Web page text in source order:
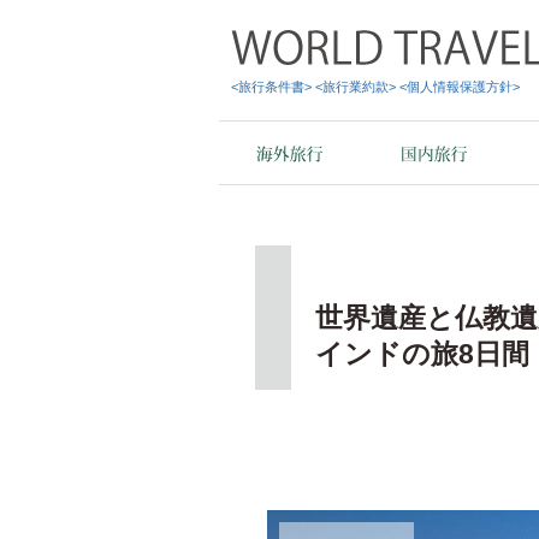
<旅行条件書> <旅行業約款> <個人情報保護方針>
世界遺産と仏教
インドの旅8日間